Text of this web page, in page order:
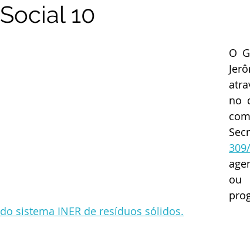
Social 10
O
no
ou
do sistema INER de resíduos sólidos.